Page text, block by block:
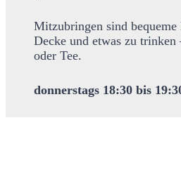
Mitzubringen sind
Decke und etwas zu trinken
oder Tee.
donnerstags 18:30 bis